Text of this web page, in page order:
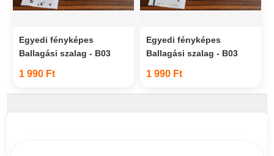
Egyedi fényképes
Ballagási szalag - B03
1 990 Ft
Egyedi fényképes
Ballagási szalag - B03
1 990 Ft